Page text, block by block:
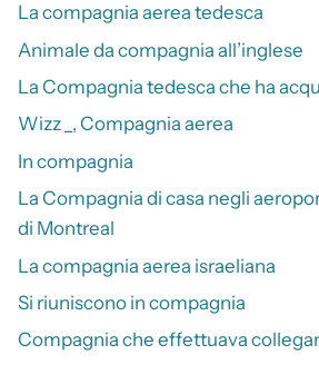
La compagnia aerea tedesca
Animale da compagnia all’inglese
La Compagnia tedesca che ha
Wizz _, Compagnia aerea
In compagnia
La Compagnia di casa negli
di Montreal
La compagnia aerea israeliana
Si riuniscono in compagnia
Compagnia che effettuava